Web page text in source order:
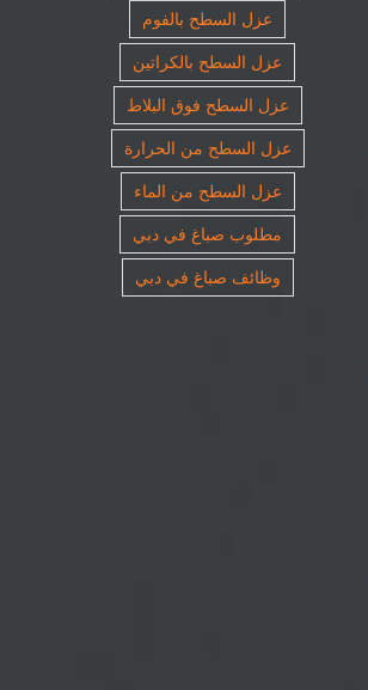
عزل السطح بالفوم
عزل السطح بالكراتين
عزل السطح فوق البلاط
عزل السطح من الحرارة
عزل السطح من الماء
مطلوب صباغ في دبي
وظائف صباغ في دبي